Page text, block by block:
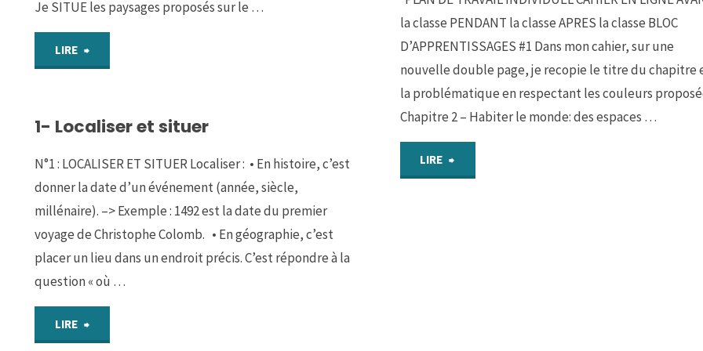
Je SITUE les paysages proposés sur le …
LIRE "ACTIVITE
LOCALISER
les
espaces
à
contraintes
naturelles
du
monde
graphiques"
la classe PENDANT la classe APRES la classe BLOC
D’APPRENTISSAGES #1 Dans mon cahier, sur une
nouvelle double page, je recopie le titre du chapitre
la problématique en respectant les couleurs
Chapitre 2 – Habiter le monde: des espaces …
LIRE
1- Localiser et situer
N°1 : LOCALISER ET SITUER Localiser : • En histoire, c’est
donner la date d’un événement (année, siècle,
millénaire). –> Exemple : 1492 est la date du premier
voyage de Christophe Colomb. • En géographie, c’est
placer un lieu dans un endroit précis. C’est répondre à la
question « où …
LIRE "1-